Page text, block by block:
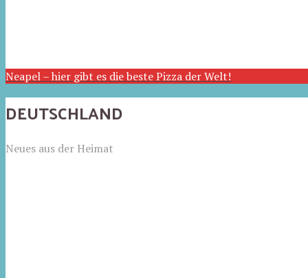
Neapel – hier gibt es die beste Pizza der Welt!
DEUTSCHLAND
Neues aus der Heimat